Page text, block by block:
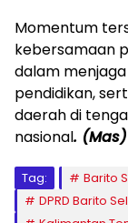
‎Momentum
kebersamaan
dalam
pendidikan,
daerah di
nasional. (Mas)
Tag: Barito
DPRD Barito